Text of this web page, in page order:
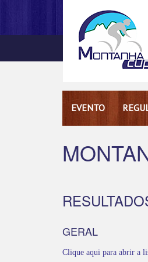
EVENTO
GERAL
Clique aqui para abrir a